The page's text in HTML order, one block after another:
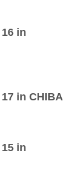
16 in
17 in CHIBA
15 in